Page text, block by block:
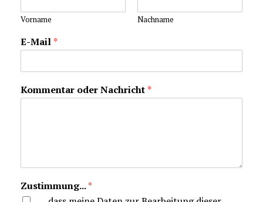
Vorname Nachname
E-Mail*
Kommentar oder Nachricht*
Zustimmung...*